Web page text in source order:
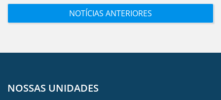
NOTÍCIAS ANTERIORES
NOSSAS UNIDADES